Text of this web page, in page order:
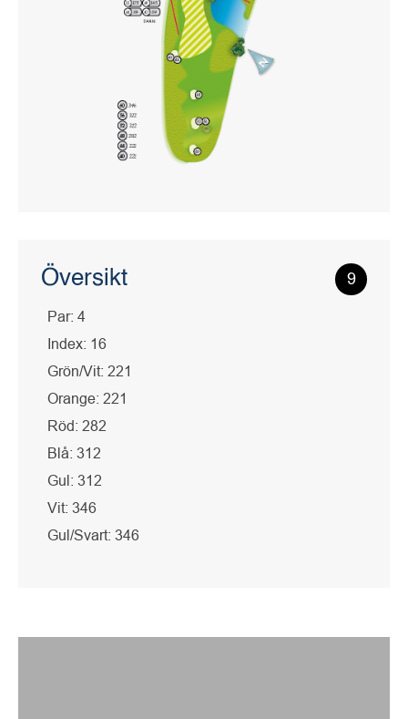
Översikt 9
Par: 4
Index: 16
Grön/Vit: 221
Orange: 221
Röd: 282
Blå: 312
Gul: 312
Vit: 346
Gul/Svart: 346